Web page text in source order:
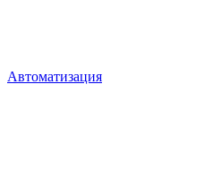
Автоматизация